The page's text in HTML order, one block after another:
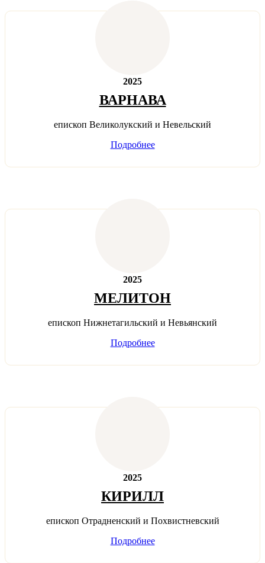
2025
ВАРНАВА
епископ Великолукский и Невельский
Подробнее
2025
МЕЛИТОН
епископ Нижнетагильский и Невьянский
Подробнее
2025
КИРИЛЛ
епископ Отрадненский и Похвистневский
Подробнее